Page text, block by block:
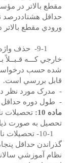
مقطع بالاتر در
حداقل هشتاددرصد
ورودي مقطع
9-1- حذف
خارجي کـــه
شده حسب درخواست
قابل بررسي است.
- مدرک مورد نظر
- طول دوره حداقل
ماده 10:
تحصيلات
تحصيل به صورت ذيل
10-1-
گذراندن حداقل
نظام آموزشي